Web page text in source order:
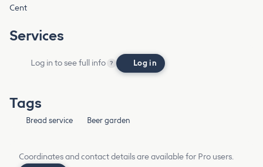
Cent
Services
Log in to see full info ? Log in
Tags
Bread service Beer garden
Coordinates and contact details are available for Pro users.